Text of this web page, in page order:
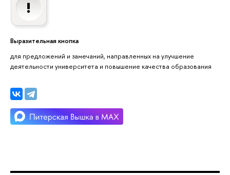
Выразительная кнопка
для предложений и замечаний, направленных на улучшение
деятельности университета и повышение качества образования